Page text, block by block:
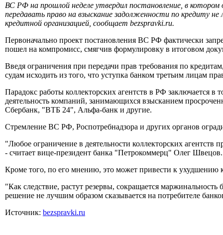
ВС РФ на прошлой неделе утвердил постановление, в котором
передавать право на взыскание задолженности по кредиту
кредитной организацией, сообщает bezspravki.ru.
Первоначально проект постановления ВС РФ фактически
пошел на компромисс, смягчив формулировку в итоговом
Введя ограничения при передачи прав требования по
судам исходить из того, что уступка банком третьим лицам
Парадокс работы коллекторских агентств в РФ заключается в
деятельность компаний, занимающихся взысканием
Сбербанк, "ВТБ 24", Альфа-банк и другие.
Стремление ВС РФ, Роспотребнадзора и других органов
"Любое ограничение в деятельности коллекторских
- считает вице-президент банка "Петрокоммерц" Олег Швецов.
Кроме того, по его мнению, это может привести к ухудшению
"Как следствие, растут резервы, сокращается
решение не лучшим образом сказывается на потребителе
Источник: bezspravki.ru